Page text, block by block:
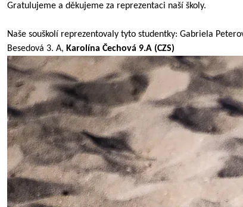
Gratulujeme a děkujeme za reprezentaci naší školy.
Naše souškolí reprezentovaly tyto studentky: Gabriela
Besedová 3. A, Karolína Čechová 9.A (CZS)